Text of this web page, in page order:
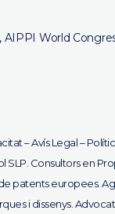
AIPPI World
–Avís Legal–
SLP. Consultors en
patents europees.
i dissenys.